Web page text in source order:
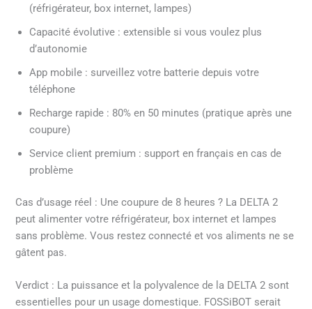
(réfrigérateur, box internet, lampes)
Capacité évolutive : extensible si vous voulez plus
d’autonomie
App mobile : surveillez votre batterie depuis votre
téléphone
Recharge rapide : 80% en 50 minutes (pratique après une
coupure)
Service client premium : support en français en cas de
problème
Cas d’usage réel : Une coupure de 8 heures ? La DELTA 2
peut alimenter votre réfrigérateur, box internet et lampes
sans problème. Vous restez connecté et vos aliments ne se
gâtent pas.
Verdict : La puissance et la polyvalence de la DELTA 2 sont
essentielles pour un usage domestique. FOSSiBOT serait